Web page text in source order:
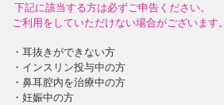
下記に該当する方は必ずご申告ください。
ご利用をしていただけない場合がございます。
・耳抜きができない方
・インスリン投与中の方
・鼻耳腔内を治療中の方
・妊娠中の方